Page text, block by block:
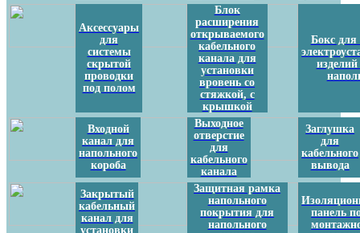
Аксессуары
для
системы
скрытой
проводки
под полом
Блок
расширения
открываемого
кабельного
канала для
установки
вровень со
стяжкой, с
крышкой
Бокс
Входной
канал для
напольного
короба
Выходное
отверстие
для
кабельного
канала
Заглушка
для
кабельного
вывода
Закрытый
кабельный
канал для
установки
Защитная рамка
напольного
покрытия для
напольного
панель